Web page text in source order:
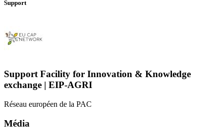
Support
Support Facility for Innovation & Knowledge
exchange | EIP-AGRI
Réseau européen de la PAC
Média